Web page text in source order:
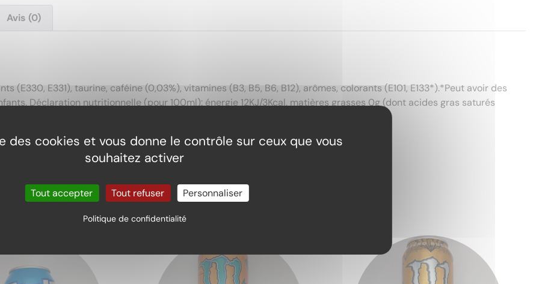
Avis (0)
(E330, E331), taurine, caféine (0,03%), vitamines (B3, B5, B6, B12), arômes, colorants (E101, E133*).*Peut avoir des
Déclaration nutritionnelle (pour 100ml): énergie 12KJ/3Kcal, matières grasses 0g (dont acides gras saturés
des cookies et vous donne le contrôle sur ceux que vous
souhaitez activer
Tout accepter Tout refuser Personnaliser
Politique de confidentialité